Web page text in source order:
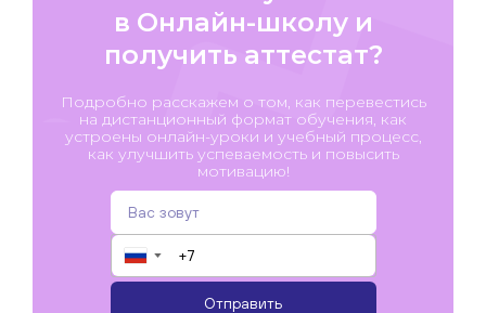
в Онлайн-школу и
получить аттестат?
Подробно расскажем о том, как перевестись
на дистанционный формат обучения, как
устроены онлайн-уроки и учебный процесс,
как улучшить успеваемость и повысить
мотивацию!
▼
Отправить